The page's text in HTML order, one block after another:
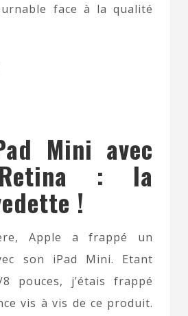
face à la qualité
Mini avec
: la
!
Apple a frappé un
son iPad Mini. Etant
pouces, j’étais frappé
vis à vis de ce produit.